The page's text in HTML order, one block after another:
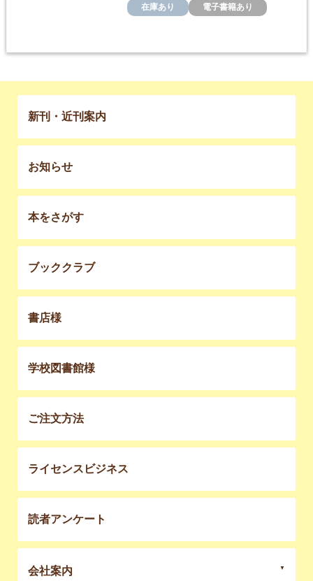
在庫あり 電子書籍あり
新刊・近刊案内
お知らせ
本をさがす
ブッククラブ
書店様
学校図書館様
ご注文方法
ライセンスビジネス
読者アンケート
会社案内